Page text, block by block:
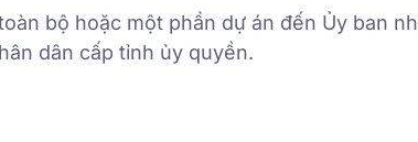
bộ hoặc một phần dự án đến Ủy ban
dân cấp tỉnh ủy quyền.